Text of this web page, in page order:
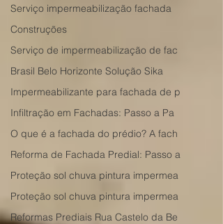
Serviço impermeabilização fachada
Construções
Serviço de impermeabilização de fac
Brasil Belo Horizonte Solução Sika
Impermeabilizante para fachada de p
Infiltração em Fachadas: Passo a Pa
O que é a fachada do prédio? A fach
Reforma de Fachada Predial: Passo a
Proteção sol chuva pintura impermea
Proteção sol chuva pintura impermea
Reformas Prediais Rua Castelo da Be